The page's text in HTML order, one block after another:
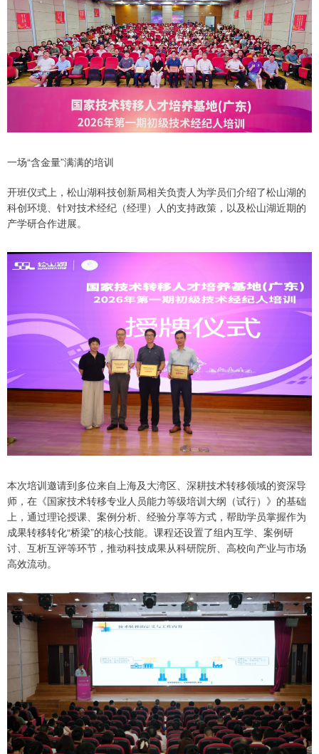
一场“含金量”满满的培训
开班仪式上，松山湖科技创新局相关负责人为学员们介绍了松山湖的
科创环境、针对技术经纪（经理）人的支持政策，以及松山湖近期的
产学研合作进展。
本次培训邀请到多位来自上海及大湾区、深耕技术转移领域的资深导
师，在《国家技术转移专业人员能力等级培训大纲（试行）》的基础
上，通过理论授课、案例分析、经验分享等方式，帮助学员掌握作为
成果转移转化“桥梁”的核心技能。课程还设置了组内互学、案例研
讨、互析互评等环节，推动科技成果从科研院所、高校向产业与市场
高效流动。